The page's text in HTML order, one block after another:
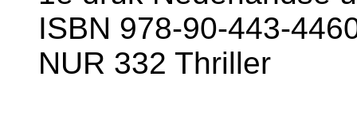
ISBN 978-90-443-
NUR 332 Thriller